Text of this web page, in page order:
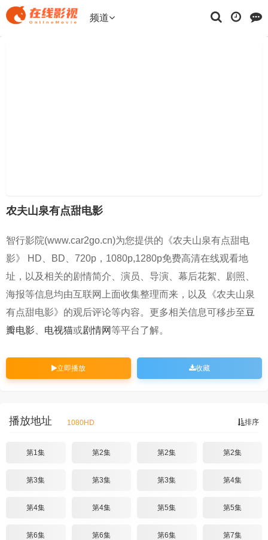
频道
农夫山泉有点甜电影
智行影院(www.car2go.cn)为您提供的《农夫山泉有点甜电
影》 HD、BD、720p，1080p,1280p免费高清在线观看地
址，以及相关的剧情简介、演员、导演、幕后花絮、剧照、
海报等信息均由互联网上面收集整理而来，以及《农夫山泉
有点甜电影》的观后评论等内容。更多相关信息可移步至豆
瓣电影
电视猫或剧情网 等平台了解。
立即播放 收藏
排序
播放地址 1080HD
第1集 第2集 第2集 第2集
第3集 第3集 第3集 第4集
第4集 第4集 第5集 第5集
第6集 第6集 第6集 第7集